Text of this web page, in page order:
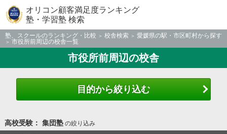
オリコン顧客満足度ランキング
塾・学習塾 検索
塾、スクールのランキング・比較 校舎検索
愛媛県の駅・市区町村から探す
市役所前周辺の校舎一覧
市役所前周辺の校舎
目的から絞り込む
高校受験： 集団塾の絞り込み